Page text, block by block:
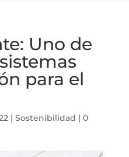
Uno de
para el
| Sostenibilidad | 0